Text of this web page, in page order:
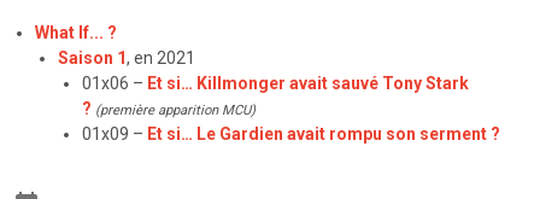
What If... ?
Saison 1, en 2021
01x06 – Et si… Killmonger avait sauvé Tony Stark
? (première apparition MCU)
01x09 – Et si… Le Gardien avait rompu son serment ?